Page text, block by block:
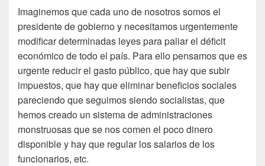
Imaginemos que cada uno de nosotros somos el
presidente de gobierno y necesitamos urgentemente
modificar determinadas leyes para paliar el déficit
económico de todo el país. Para ello pensamos que es
urgente reducir el gasto público, que hay que subir
impuestos, que hay que eliminar beneficios sociales
pareciendo que seguimos siendo socialistas, que
hemos creado un sistema de administraciones
monstruosas que se nos comen el poco dinero
disponible y hay que regular los salarios de los
funcionarios, etc.